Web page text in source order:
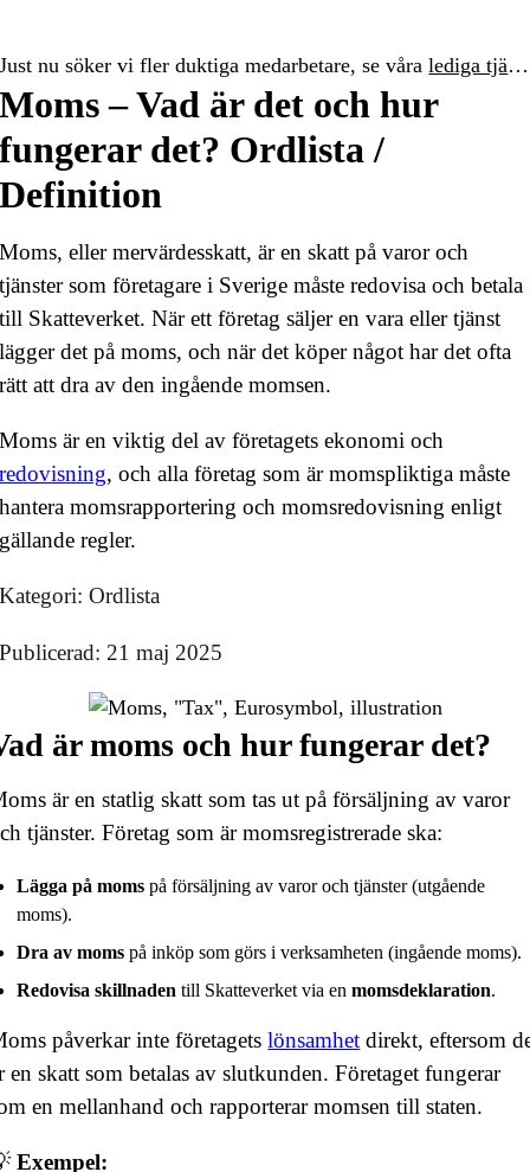
Just nu söker vi fler duktiga medarbetare, se våralediga tjänster
Moms – Vad är det och hur
fungerar det? Ordlista /
Definition
Moms, eller mervärdesskatt, är en skatt på varor och
tjänster som företagare i Sverige måste redovisa och betala
till Skatteverket. När ett företag säljer en vara eller tjänst
lägger det på moms, och när det köper något har det ofta
rätt att dra av den ingående momsen.
Moms är en viktig del av företagets ekonomi och
redovisning, och alla företag som är momspliktiga måste
hantera momsrapportering och momsredovisning enligt
gällande regler.
Kategori: Ordlista
Publicerad: 21 maj 2025
är moms och hur fungerar det?
är en statlig skatt som tas ut på försäljning av varor
tjänster. Företag som är momsregistrerade ska:
Lägga på moms på försäljning av varor och tjänster (utgående
moms).
Dra av moms på inköp som görs i verksamheten (ingående moms).
Redovisa skillnaden till Skatteverket via enmomsdeklaration.
påverkar inte företagetslönsamhet direkt, eftersom
en skatt som betalas av slutkunden. Företaget fungerar
en mellanhand och rapporterar momsen till staten.
Exempel: